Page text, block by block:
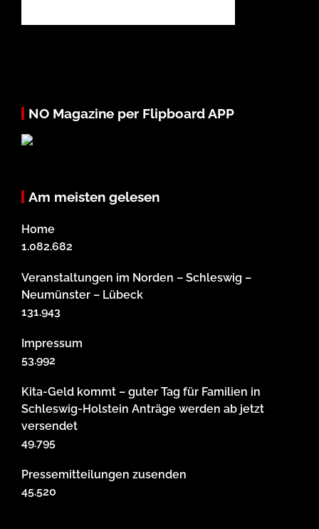
NO Magazine per Flipboard APP
Am meisten gelesen
Home
1.082.682
Veranstaltungen im Norden – Schleswig –
Neumünster – Lübeck
131.943
Impressum
53.992
Kita-Geld kommt – guter Tag für Familien in
Schleswig-Holstein Anträge werden ab jetzt
versendet
49.795
Pressemitteilungen zusenden
45.520